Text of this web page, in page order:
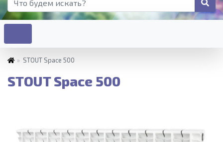
» STOUT Space 500
STOUT Space 500